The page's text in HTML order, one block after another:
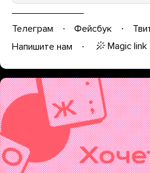
Телеграм Фейсбук
Напишите нам
Magic link